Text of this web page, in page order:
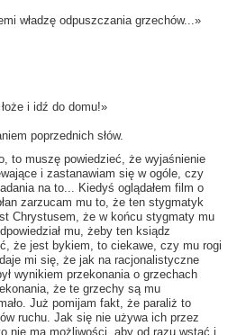
władzę odpuszczania grzechów...»
i idź do domu!»
poprzednich słów.
to muszę powiedzieć, że wyjaśnienie
i zastanawiam się w ogóle, czy
na to... Kiedyś oglądałem film o
zarzucam mu to, że ten stygmatyk
Chrystusem, że w końcu stygmaty mu
mu, żeby ten ksiądz
że jest bykiem, to ciekawe, czy mu rogi
mi się, że jak na racjonalistyczne
wynikiem przekonania o grzechach
że te grzechy są mu
Już pomijam fakt, że paraliż to
ruchu. Jak się nie używa ich przez
nie ma możliwości, aby od razu wstać i